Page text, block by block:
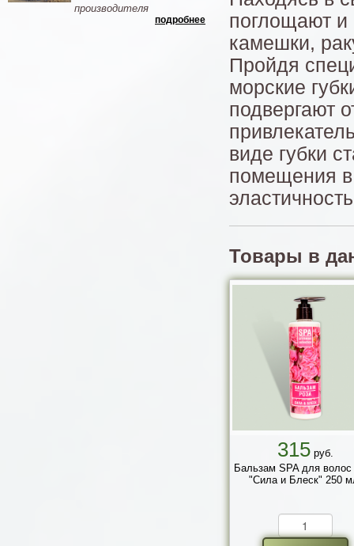
производителя
подробнее
поглощают и
камешки,
Пройдя
морские
подвергают
виде губки
помещения в
Товары в
315руб.
Бальзам SPA для волос
"Сила и Блеск" 250